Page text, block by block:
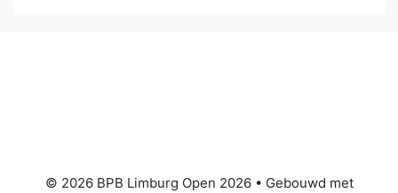
© 2026 BPB Limburg Open 2026• Gebouwd met